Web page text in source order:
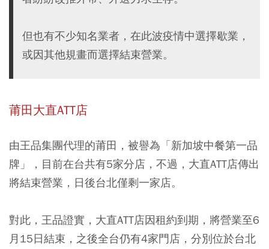
但也有不少知名業者，在此波疫情中選擇歇業，
或因其他規畫而選擇結束營業。
莆田大直ATT店
由王品集團代理的莆田，被譽為「新加坡中餐第一品
牌」，目前在台共有5家分店，不過，大直ATT店傳出
將結束營業，日後台北僅剩一家店。
對此，王品證實，大直ATT店因租約到期，將營業至6
月15日結束，之後全台仍有4家門店，分別位於台北